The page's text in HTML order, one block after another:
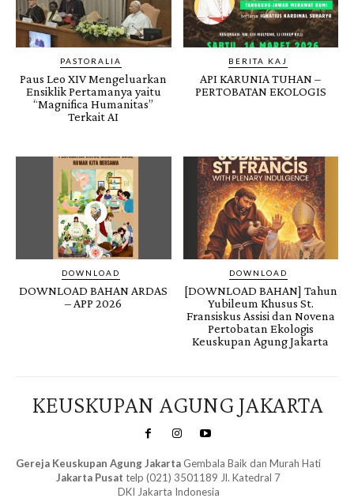
PASTORALIA
Paus Leo XIV Mengeluarkan
Ensiklik Pertamanya yaitu
“Magnifica Humanitas”
Terkait AI
BERITA KAJ
API KARUNIA TUHAN –
PERTOBATAN EKOLOGIS
DOWNLOAD
DOWNLOAD BAHAN ARDAS
– APP 2026
DOWNLOAD
[DOWNLOAD BAHAN] Tahun
Yubileum Khusus St.
Fransiskus Assisi dan Novena
Pertobatan Ekologis
Keuskupan Agung Jakarta
KEUSKUPAN AGUNG JAKARTA
Gereja Keuskupan Agung Jakarta Gembala Baik dan Murah Hati
Jakarta Pusat telp (021) 3501189 Jl. Katedral 7
DKI Jakarta Indonesia